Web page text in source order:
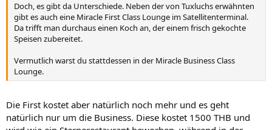
Doch, es gibt da Unterschiede. Neben der von Tuxluchs erwähnten
gibt es auch eine Miracle First Class Lounge im Satellitenterminal.
Da trifft man durchaus einen Koch an, der einem frisch gekochte
Speisen zubereitet.
Vermutlich warst du stattdessen in der Miracle Business Class
Lounge.
Die First kostet aber natürlich noch mehr und es geht
natürlich nur um die Business. Diese kostet 1500 THB und